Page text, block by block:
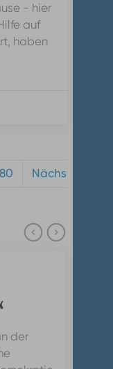
- hier
auf
haben
80 Nächste
der